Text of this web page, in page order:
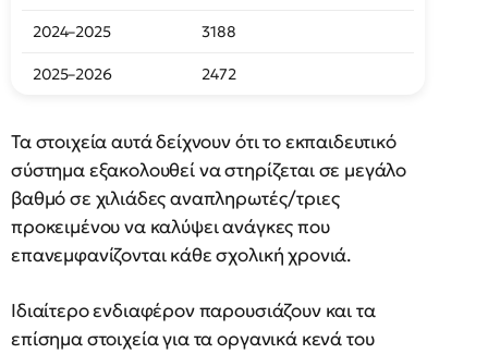
2024–2025 3188
2025–2026 2472
Τα στοιχεία αυτά δείχνουν ότι το εκπαιδευτικό
σύστημα εξακολουθεί να στηρίζεται σε μεγάλο
βαθμό σε χιλιάδες αναπληρωτές/τριες
προκειμένου να καλύψει ανάγκες που
επανεμφανίζονται κάθε σχολική χρονιά.
Ιδιαίτερο ενδιαφέρον παρουσιάζουν και τα
επίσημα στοιχεία για τα οργανικά κενά του